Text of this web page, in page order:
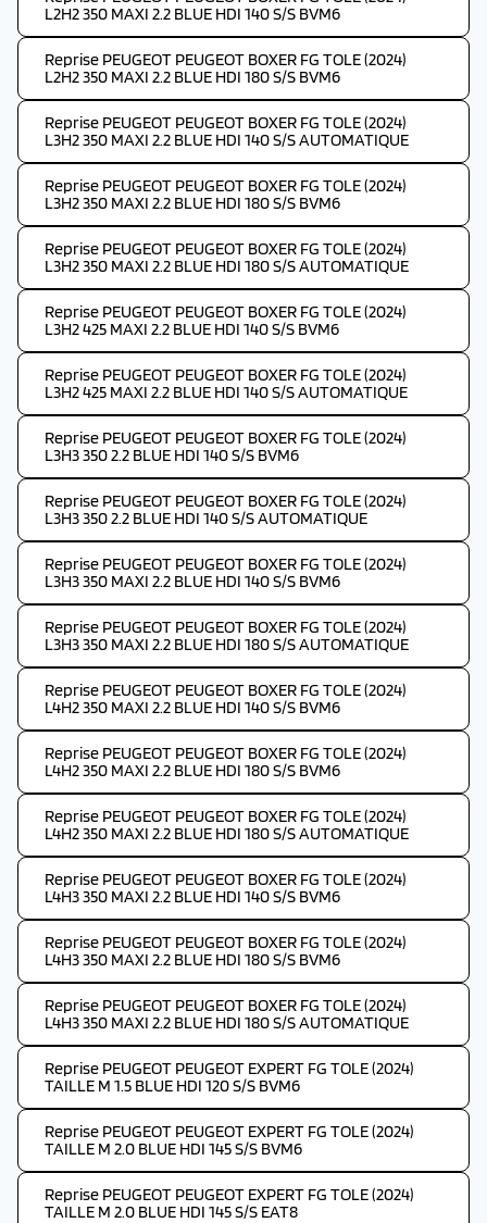
L2H2 350 MAXI 2.2 BLUE HDI 140 S/S BVM6
Reprise PEUGEOT PEUGEOT BOXER FG TOLE (2024)
L2H2 350 MAXI 2.2 BLUE HDI 180 S/S BVM6
Reprise PEUGEOT PEUGEOT BOXER FG TOLE (2024)
L3H2 350 MAXI 2.2 BLUE HDI 140 S/S AUTOMATIQUE
Reprise PEUGEOT PEUGEOT BOXER FG TOLE (2024)
L3H2 350 MAXI 2.2 BLUE HDI 180 S/S BVM6
Reprise PEUGEOT PEUGEOT BOXER FG TOLE (2024)
L3H2 350 MAXI 2.2 BLUE HDI 180 S/S AUTOMATIQUE
Reprise PEUGEOT PEUGEOT BOXER FG TOLE (2024)
L3H2 425 MAXI 2.2 BLUE HDI 140 S/S BVM6
Reprise PEUGEOT PEUGEOT BOXER FG TOLE (2024)
L3H2 425 MAXI 2.2 BLUE HDI 140 S/S AUTOMATIQUE
Reprise PEUGEOT PEUGEOT BOXER FG TOLE (2024)
L3H3 350 2.2 BLUE HDI 140 S/S BVM6
Reprise PEUGEOT PEUGEOT BOXER FG TOLE (2024)
L3H3 350 2.2 BLUE HDI 140 S/S AUTOMATIQUE
Reprise PEUGEOT PEUGEOT BOXER FG TOLE (2024)
L3H3 350 MAXI 2.2 BLUE HDI 140 S/S BVM6
Reprise PEUGEOT PEUGEOT BOXER FG TOLE (2024)
L3H3 350 MAXI 2.2 BLUE HDI 180 S/S AUTOMATIQUE
Reprise PEUGEOT PEUGEOT BOXER FG TOLE (2024)
L4H2 350 MAXI 2.2 BLUE HDI 140 S/S BVM6
Reprise PEUGEOT PEUGEOT BOXER FG TOLE (2024)
L4H2 350 MAXI 2.2 BLUE HDI 180 S/S BVM6
Reprise PEUGEOT PEUGEOT BOXER FG TOLE (2024)
L4H2 350 MAXI 2.2 BLUE HDI 180 S/S AUTOMATIQUE
Reprise PEUGEOT PEUGEOT BOXER FG TOLE (2024)
L4H3 350 MAXI 2.2 BLUE HDI 140 S/S BVM6
Reprise PEUGEOT PEUGEOT BOXER FG TOLE (2024)
L4H3 350 MAXI 2.2 BLUE HDI 180 S/S BVM6
Reprise PEUGEOT PEUGEOT BOXER FG TOLE (2024)
L4H3 350 MAXI 2.2 BLUE HDI 180 S/S AUTOMATIQUE
Reprise PEUGEOT PEUGEOT EXPERT FG TOLE (2024)
TAILLE M 1.5 BLUE HDI 120 S/S BVM6
Reprise PEUGEOT PEUGEOT EXPERT FG TOLE (2024)
TAILLE M 2.0 BLUE HDI 145 S/S BVM6
Reprise PEUGEOT PEUGEOT EXPERT FG TOLE (2024)
TAILLE M 2.0 BLUE HDI 145 S/S EAT8